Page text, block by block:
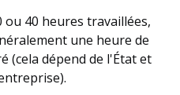
ou 40 heures travaillées,
une heure de
(cela dépend de l'État et